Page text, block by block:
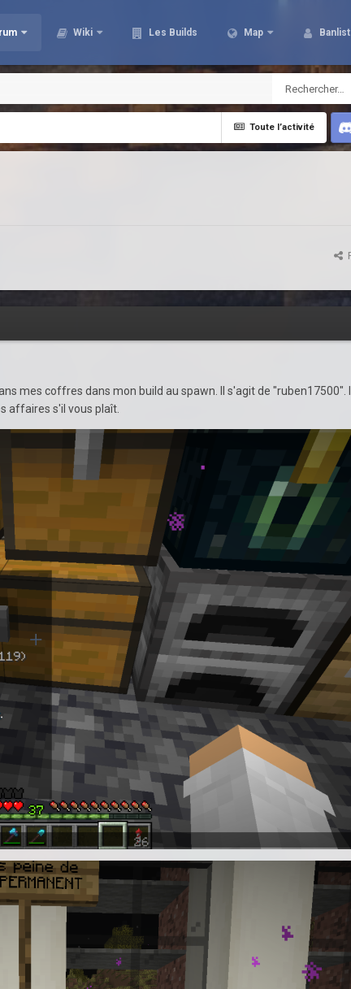
Wiki Les Builds Map Banlist
Toute l’activité
mes coffres dans mon build au spawn. Il s'agit de "ruben17500".
affaires s'il vous plaît.